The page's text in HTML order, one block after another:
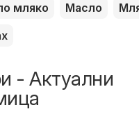
мляко Масло
- Актуални